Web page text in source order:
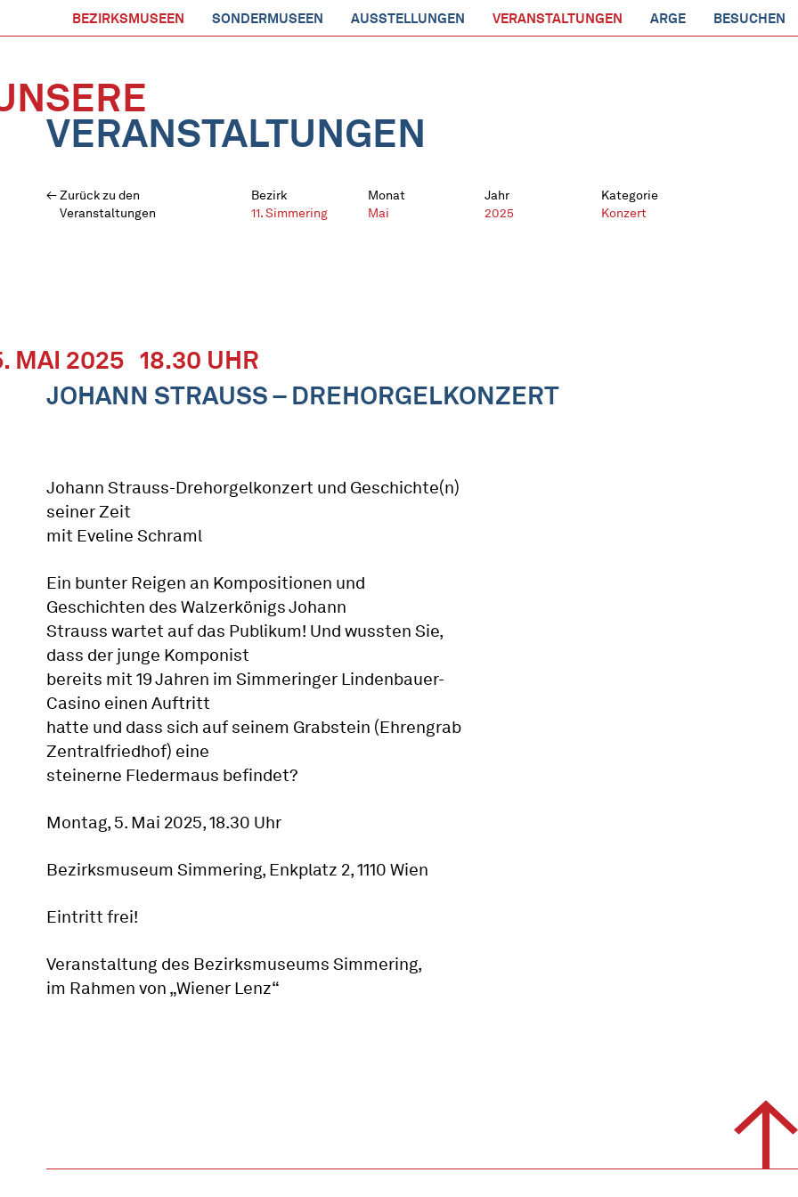
BEZIRKSMUSEEN SONDERMUSEEN AUSSTELLUNGEN VERANSTALTUNGEN ARGE BESUCHEN
VERANSTALTUNGEN
Zurück zu den
Veranstaltungen
Bezirk
11. Simmering
Monat
Mai
Jahr
2025
Kategorie
Konzert
MAI 2025 18.30 UHR
JOHANN STRAUSS – DREHORGELKONZERT
Johann Strauss-Drehorgelkonzert und Geschichte(n)
seiner Zeit
mit Eveline Schraml
Ein bunter Reigen an Kompositionen und
Geschichten des Walzerkönigs Johann
Strauss wartet auf das Publikum! Und wussten Sie,
dass der junge Komponist
bereits mit 19 Jahren im Simmeringer Lindenbauer-
Casino einen Auftritt
hatte und dass sich auf seinem Grabstein (Ehrengrab
Zentralfriedhof) eine
steinerne Fledermaus befindet?
Montag, 5. Mai 2025, 18.30 Uhr
Bezirksmuseum Simmering, Enkplatz 2, 1110 Wien
Eintritt frei!
Veranstaltung des Bezirksmuseums Simmering,
im Rahmen von „Wiener Lenz“